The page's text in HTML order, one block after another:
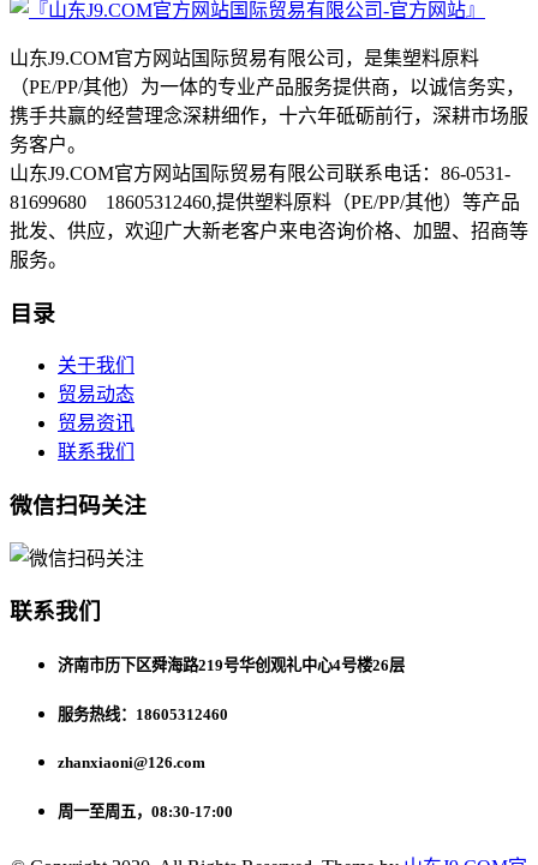
山东J9.COM官方网站国际贸易有限公司，是集塑料原料
（PE/PP/其他）为一体的专业产品服务提供商，以诚信务实，
携手共赢的经营理念深耕细作，十六年砥砺前行，深耕市场服
务客户。
山东J9.COM官方网站国际贸易有限公司联系电话：86-0531-
81699680 18605312460,提供塑料原料（PE/PP/其他）等产品
批发、供应，欢迎广大新老客户来电咨询价格、加盟、招商等
服务。
目录
关于我们
贸易动态
贸易资讯
联系我们
微信扫码关注
联系我们
济南市历下区舜海路219号华创观礼中心4号楼26层
服务热线：18605312460
zhanxiaoni@126.com
周一至周五，08:30-17:00